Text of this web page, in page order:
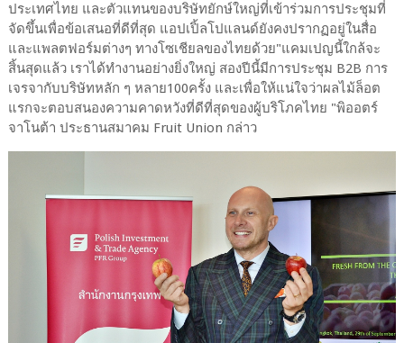
ประเทศไทย และตัวแทนของบริษัทยักษ์ใหญ่ที่เข้าร่วมการประชุมที่
จัดขึ้นเพื่อข้อเสนอที่ดีที่สุด แอปเปิ้ลโปแลนด์ยังคงปรากฏอยู่ในสื่อ
และแพลตฟอร์มต่างๆ ทางโซเชียลของไทยด้วย"แคมเปญนี้ใกล้จะ
สิ้นสุดแล้ว เราได้ทำงานอย่างยิ่งใหญ่ สองปีนี้มีการประชุม B2B การ
เจรจากับบริษัทหลัก ๆ หลาย100ครั้ง และเพื่อให้แน่ใจว่าผลไม้ล็อต
แรกจะตอบสนองความคาดหวังที่ดีที่สุดของผู้บริโภคไทย "พิออตร์
จาโนต้า ประธานสมาคม Fruit Union กล่าว